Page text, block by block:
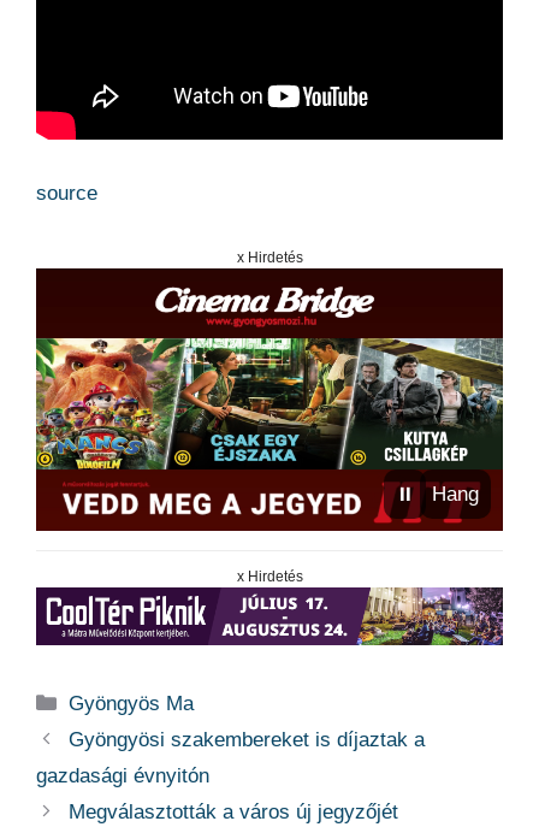
source
x Hirdetés
⏸ Hang
x Hirdetés
Kategória
Gyöngyös Ma
Gyöngyösi szakembereket is díjaztak a
gazdasági évnyitón
Megválasztották a város új jegyzőjét